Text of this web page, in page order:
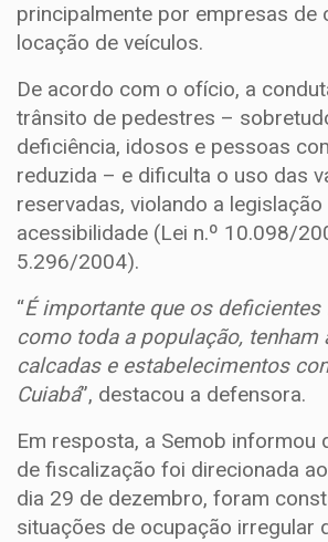
principalmente por empresas de
locação de veículos.
De acordo com o ofício, a
trânsito de pedestres –
deficiência, idosos e pessoas
reduzida – e dificulta o uso das
reservadas, violando a legislação
acessibilidade (Lei n.º 10.098/
5.296/2004).
“É importante que os
como toda a população, tenham
calcadas e estabelecimentos
Cuiabá”, destacou a defensora.
Em resposta, a Semob informou
de fiscalização foi direcionada
dia 29 de dezembro, foram
situações de ocupação irregular